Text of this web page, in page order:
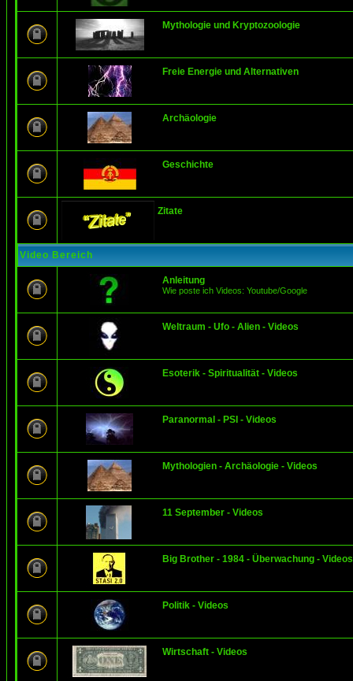
Mythologie und Kryptozoologie
Freie Energie und Alternativen
Archäologie
Geschichte
Zitate
Video Bereich
Anleitung
Wie poste ich Videos: Youtube/Google
Weltraum - Ufo - Alien - Videos
Esoterik - Spiritualität - Videos
Paranormal - PSI - Videos
Mythologien - Archäologie - Videos
11 September - Videos
Big Brother - 1984 - Überwachung - Videos
Politik - Videos
Wirtschaft - Videos